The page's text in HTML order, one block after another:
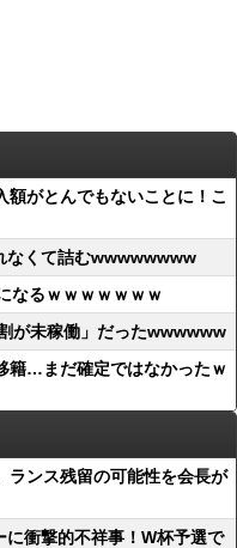
額がとんでもないことに！こ
なくて詰むwwwwwwww
なるｗｗｗｗｗｗｗ
が未稼働」だったwwwwww
籍…まだ確定ではなかったｗ
ランス残留の可能性を会長が
衝撃的不祥事！W杯予選で